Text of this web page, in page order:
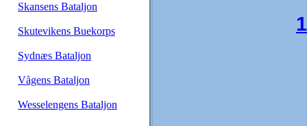
Skansens Bataljon
Skutevikens Buekorps
Sydnæs Bataljon
Vågens Bataljon
Wesselengens Bataljon